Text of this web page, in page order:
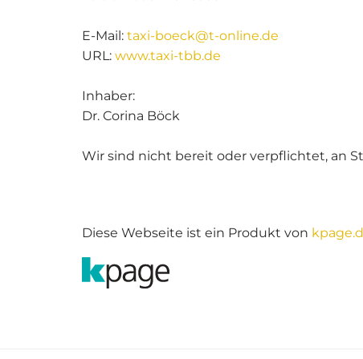
E-Mail: taxi-boeck@t-online.de
URL: www.taxi-tbb.de
Inhaber:
Dr. Corina Böck
Wir sind nicht bereit oder verpflichtet, an
Diese Webseite ist ein Produkt von